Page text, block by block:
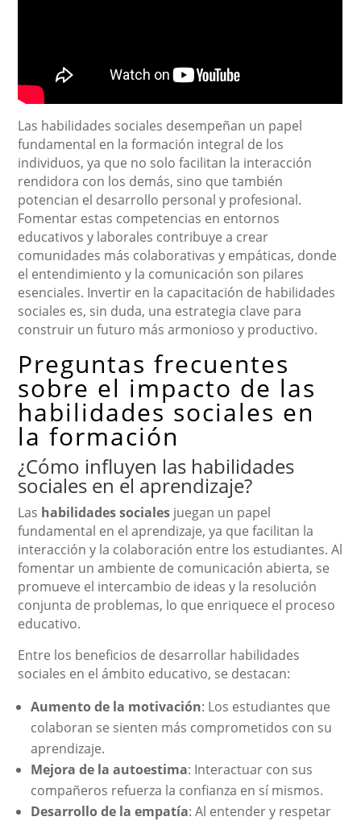
Las habilidades sociales desempeñan un papel
fundamental en la formación integral de los
individuos, ya que no solo facilitan la interacción
rendidora con los demás, sino que también
potencian el desarrollo personal y profesional.
Fomentar estas competencias en entornos
educativos y laborales contribuye a crear
comunidades más colaborativas y empáticas, donde
el entendimiento y la comunicación son pilares
esenciales. Invertir en la capacitación de habilidades
sociales es, sin duda, una estrategia clave para
construir un futuro más armonioso y productivo.
Preguntas frecuentes
sobre el impacto de las
habilidades sociales en
la formación
¿Cómo influyen las habilidades
sociales en el aprendizaje?
Las habilidades sociales juegan un papel
fundamental en el aprendizaje, ya que facilitan la
interacción y la colaboración entre los estudiantes. Al
fomentar un ambiente de comunicación abierta, se
promueve el intercambio de ideas y la resolución
conjunta de problemas, lo que enriquece el proceso
educativo.
Entre los beneficios de desarrollar habilidades
sociales en el ámbito educativo, se destacan:
Aumento de la motivación: Los estudiantes que
colaboran se sienten más comprometidos con su
aprendizaje.
Mejora de la autoestima: Interactuar con sus
compañeros refuerza la confianza en sí mismos.
Desarrollo de la empatía: Al entender y respetar